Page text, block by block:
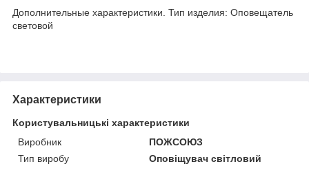
Дополнительные характеристики. Тип изделия: Оповещатель
световой
Характеристики
Користувальницькі характеристики
Виробник
ПОЖСОЮЗ
Тип виробу
Оповіщувач світловий